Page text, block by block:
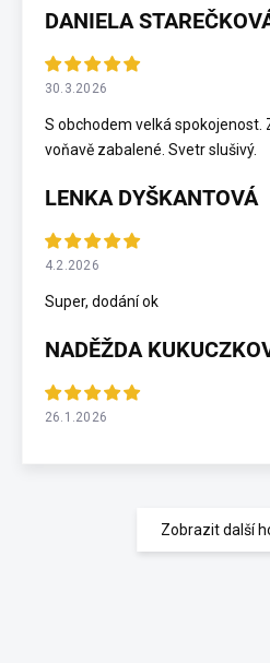
DANIELA
30.3.2026
S obchodem velká spokojenost.
voňavě zabalené. Svetr slušivý.
LENKA DYŠKANTOVÁ
4.2.2026
Super, dodání ok
NADĚŽDA
26.1.2026
Zobrazit další